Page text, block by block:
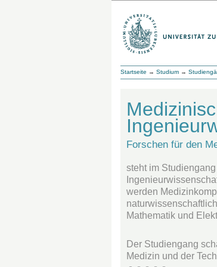
Startseite → Studium →
Forschen für den
steht im
werden
Mathematik und
Der Studiengang
Medizin und der